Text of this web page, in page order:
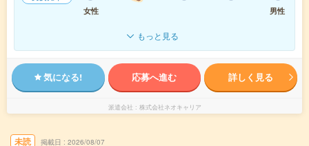
女性
男性
もっと見る
気になる! 応募へ進む 詳しく見る
派遣会社 株式会社ネオキャリア
未読 掲載日 2026/08/07